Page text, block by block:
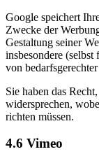
Google speichert
Zwecke der
Gestaltung seiner
insbesondere
von
Sie haben das
widersprechen,
richten müssen.
4.6 Vimeo